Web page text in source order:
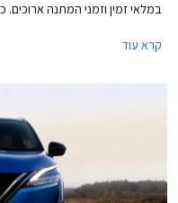
במלאי זמין וזמני המתנה ארוכים.
קרא עוד